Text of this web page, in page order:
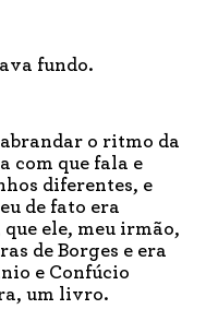
fundo.
o ritmo da
com que fala e
diferentes, e
de fato era
ele, meu irmão,
de Borges e era
e Confúcio
um livro.